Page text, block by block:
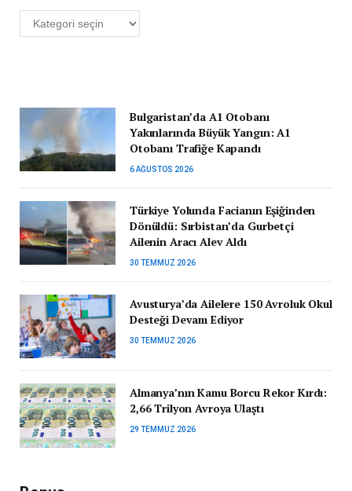
Kategoriler
Bulgaristan’da A1 Otobanı
Yakınlarında Büyük Yangın: A1
Otobanı Trafiğe Kapandı
6 AĞUSTOS 2026
Türkiye Yolunda Facianın Eşiğinden
Dönüldü: Sırbistan’da Gurbetçi
Ailenin Aracı Alev Aldı
30 TEMMUZ 2026
Avusturya’da Ailelere 150 Avroluk Okul
Desteği Devam Ediyor
30 TEMMUZ 2026
Almanya’nın Kamu Borcu Rekor Kırdı:
2,66 Trilyon Avroya Ulaştı
29 TEMMUZ 2026